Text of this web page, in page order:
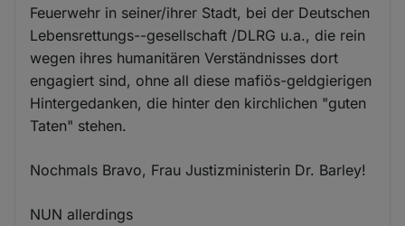
Feuerwehr in seiner/ihrer Stadt, bei der Deutschen
Lebensrettungs--gesellschaft /DLRG u.a., die rein
wegen ihres humanitären Verständnisses dort
engagiert sind, ohne all diese mafiös-geldgierigen
Hintergedanken, die hinter den kirchlichen "guten
Taten" stehen.
Nochmals Bravo, Frau Justizministerin Dr. Barley!
NUN allerdings